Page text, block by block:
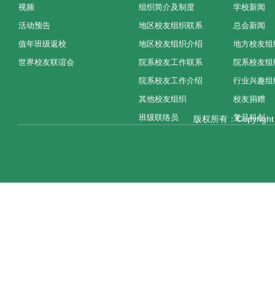
视频
活动预告
值年班级返校
世界校友联谊会
组织简介及制度
地区校友组织联系
地区校友组织介绍
院系校友工作联系
院系校友工作介绍
其他校友组织
班级联络员
学校新闻
总会新闻
地方校友组
院系校友组
行业兴趣组
校友捐赠
复旦科创
版权所有：